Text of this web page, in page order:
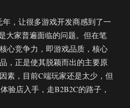
，让很多游戏开发商感到了一
大家普遍面临的问题。但在笔
心竞争力，即游戏品质，核心
，正是使其脱颖而出的主要原
素，目前C端玩家还是太少，但
验店入手，走B2B2C的路子，